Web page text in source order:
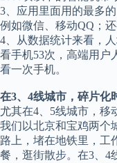
3、应用里面用的最多
例如微信、移动QQ；
4、从数据统计来看，
看手机53次，高端用户
看一次手机。
在3、4线城市，碎片化
尤其在4、5线城市，移
我们以北京和宝鸡两个
路上，堵在地铁里，工
餐，逛街散步。在3、4